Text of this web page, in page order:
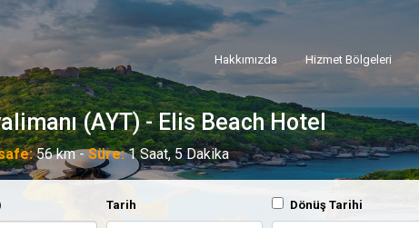
Hakkımızda Hizmet Bölgeleri
(AYT) - Elis Beach Hotel
56 km -Süre:1 Saat, 5 Dakika
Tarih Dönüş Tarihi